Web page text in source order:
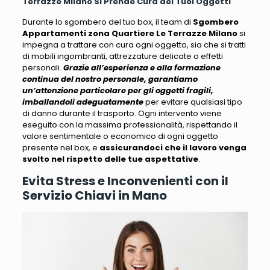
Durante lo sgombero del tuo box, il team di Sgombero
Appartamenti zona Quartiere Le Terrazze Milanosi
impegna a trattare con cura ogni oggetto, sia che si tratti
di mobili ingombranti, attrezzature delicate o effetti
personali. Grazie all’esperienza e alla formazione
continua del nostro personale, garantiamo
un’attenzione particolare per gli oggetti fragili,
imballandoli adeguatamenteper evitare qualsiasi tipo
di danno durante il trasporto. Ogni intervento viene
eseguito con la massima professionalità, rispettando il
valore sentimentale o economico di ogni oggetto
presente nel box, e assicurandoci che il lavoro venga
svolto nel rispetto delle tue aspettative.
Evita Stress e Inconvenienti con il
Servizio Chiavi in Mano